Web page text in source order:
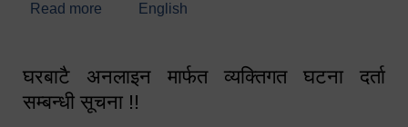
Read more about स्वागतम!!!
English
घरबाटै अनलाइन मार्फत व्यक्तिगत घटना दर्ता
सम्बन्धी सूचना !!